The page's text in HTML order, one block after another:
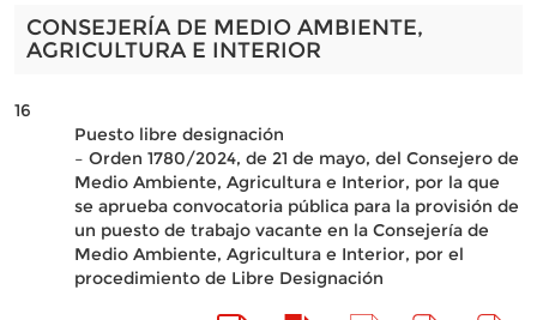
CONSEJERÍA DE MEDIO AMBIENTE,
AGRICULTURA E INTERIOR
16
Puesto libre designación
– Orden 1780/2024, de 21 de mayo, del Consejero de
Medio Ambiente, Agricultura e Interior, por la que
se aprueba convocatoria pública para la provisión de
un puesto de trabajo vacante en la Consejería de
Medio Ambiente, Agricultura e Interior, por el
procedimiento de Libre Designación